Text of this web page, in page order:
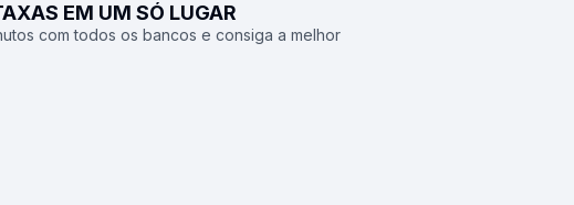
EM UM SÓ LUGAR
com todos os bancos e consiga a melhor